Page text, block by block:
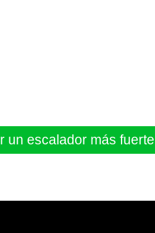
un escalador más fuerte